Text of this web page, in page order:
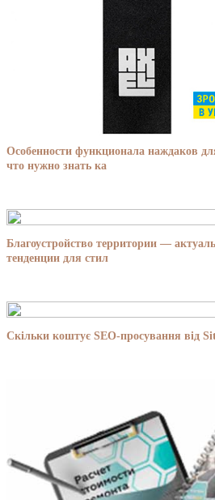
Особенности функционала наждаков
что нужно знать ка
Благоустройство территории —
тенденции для стил
Скільки коштує SEO-просування від